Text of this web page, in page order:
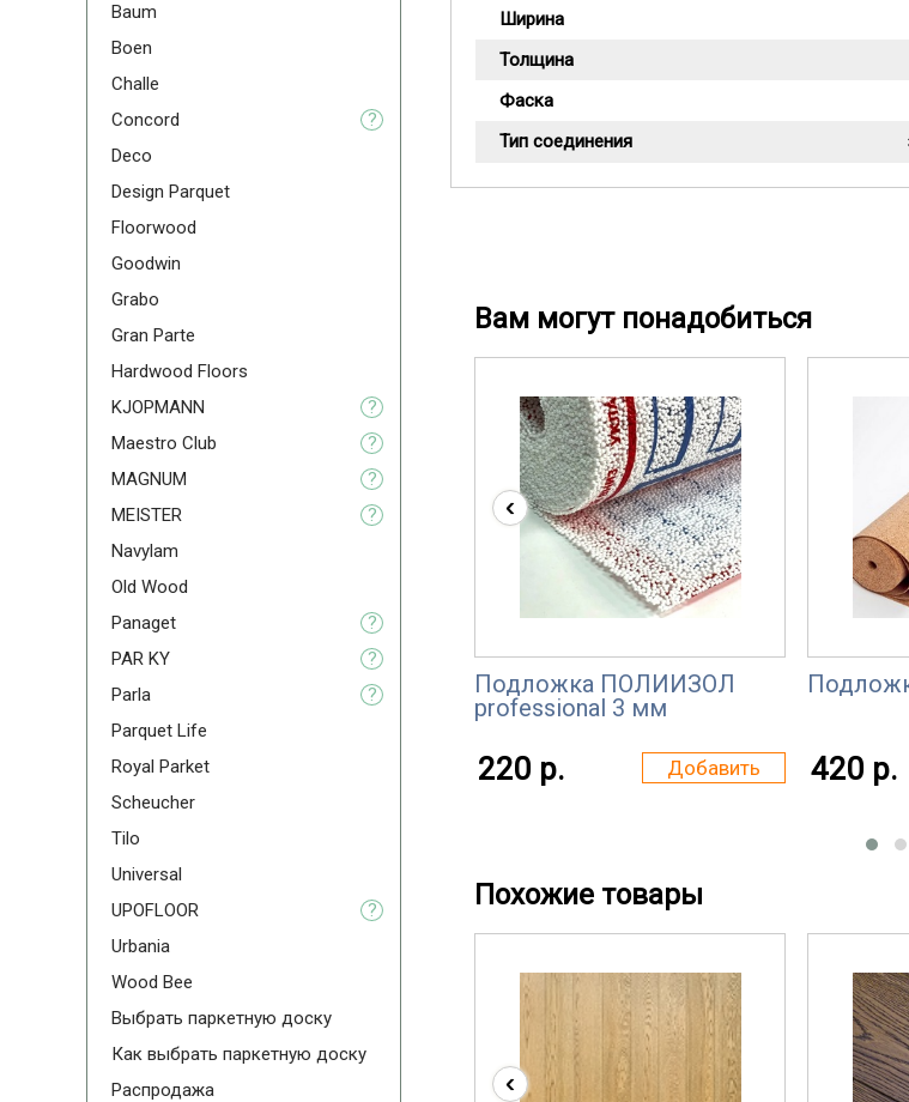
Ширина
Толщина
Фаска
Тип соединения
Вам могут понадобиться
Подложка ПОЛИИЗОЛ
professional 3 мм
220 р. Добавить 420 р.
‹
Похожие товары
‹
Baum
Boen
Challe
Concord
?
Deco
Design Parquet
Floorwood
Goodwin
Grabo
Gran Parte
Hardwood Floors
KJOPMANN
?
Maestro Club
?
MAGNUM
?
MEISTER
?
Navylam
Old Wood
Panaget
?
PAR KY
?
Parla
?
Parquet Life
Royal Parket
Scheucher
Tilo
Universal
UPOFLOOR
?
Urbania
Wood Bee
Выбрать паркетную доску
Как выбрать паркетную доску
Распродажа